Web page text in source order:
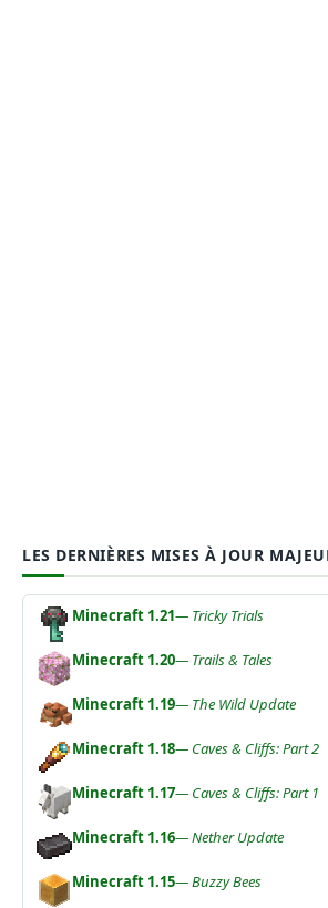
LES DERNIÈRES MISES À JOUR
Minecraft 1.21— Tricky Trials
Minecraft 1.20— Trails & Tales
Minecraft 1.19— The Wild Update
Minecraft 1.18— Caves & Cliffs: Part 2
Minecraft 1.17— Caves & Cliffs: Part 1
Minecraft 1.16— Nether Update
Minecraft 1.15— Buzzy Bees